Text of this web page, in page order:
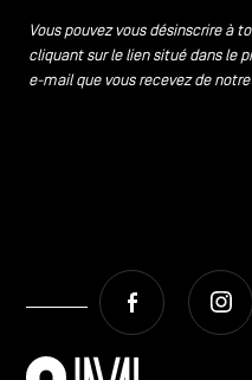
Vous pouvez vous désinscrire à
cliquant sur le lien situé dans le
e-mail que vous recevez de
Facebook